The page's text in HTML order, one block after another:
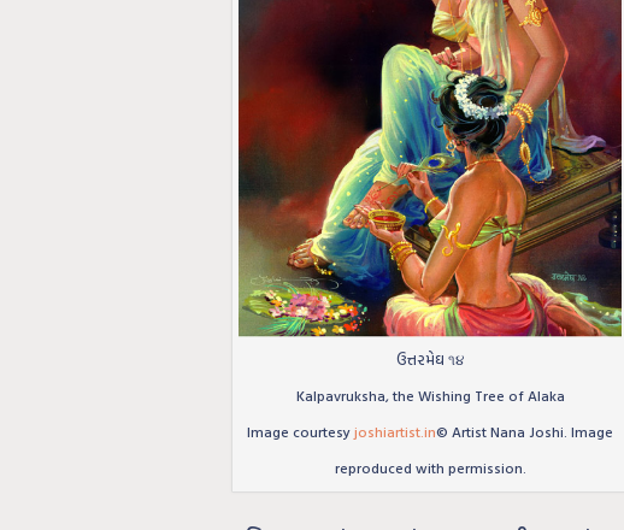
ઉત્તરમેઘ ૧૪
Kalpavruksha, the Wishing Tree of Alaka
Image courtesyjoshiartist.in© Artist Nana Joshi. Image
reproduced with permission.